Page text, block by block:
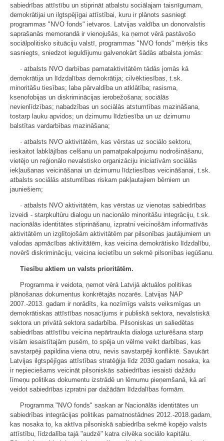
sabiedrības attīstību un stiprināt atbalstu sociālajam taisnīgumam,
demokrātijai un ilgtspējīgai attīstībai, kuru ir plānots sasniegt
programmas "NVO fonds" ietvaros. Latvijas valdība un donorvalstis
saprašanās memorandā ir vienojušās, ka ņemot vērā pastāvošo
sociālpolitisko situāciju valstī, programmas "NVO fonds" mērķis tiks
sasniegts, sniedzot ieguldījumu galvenokārt šādās atbalsta jomās:
· atbalsts NVO darbības pamataktivitātēm tādās jomās kā
demokrātija un līdzdalības demokrātija; cilvēktiesības, t.sk.
minoritāšu tiesības; laba pārvaldība un atklātība; rasisma,
ksenofobijas un diskriminācijas ierobežošana; sociālās
nevienlīdzības; nabadzības un sociālās atstumtības mazināšana,
tostarp lauku apvidos; un dzimumu līdztiesība un uz dzimumu
balstītas vardarbības mazināšana;
· atbalsts NVO aktivitātēm, kas vērstas uz sociālo sektoru,
ieskaitot labklājības celšanu un pamatpakalpojumu nodrošināšanu,
vietējo un reģionālo nevalstisko organizāciju iniciatīvām sociālās
iekļaušanas veicināšanai un dzimumu līdztiesības veicināšanai, t.sk.
atbalsts sociālās atstumtības riskam pakļautajiem bērniem un
jauniešiem;
· atbalsts NVO aktivitātēm, kas vērstas uz vienotas sabiedrības
izveidi - starpkultūru dialogu un nacionālo minoritāšu integrāciju, t.sk.
nacionālās identitātes stiprināšanu, izpratni veicinošām informatīvās
aktivitātēm un izglītojošām aktivitātēm par pilsonības jautājumiem un
valodas apmācības aktivitātēm, kas veicina demokrātisko līdzdalību,
novērš diskrimināciju, veicina iecietību un sekmē pilsonības iegūšanu.
Tiesību aktiem un valsts prioritātēm.
Programma ir veidota, ņemot vērā Latvijā aktuālos politikas
plānošanas dokumentus konkrētajās nozarēs. Latvijas NAP
2007.-2013. gadam ir norādīts, ka nozīmīgs valsts veiksmīgas un
demokrātiskas attīstības nosacījums ir publiskā sektora, nevalstiskā
sektora un privātā sektora sadarbība. Pilsoniskas un saliedētas
sabiedrības attīstību veicina nepārtraukta dialoga uzturēšana starp
visām iesaistītajām pusēm, to spēja un vēlme veikt darbības, kas
savstarpēji papildina viena otru, nevis savstarpēji konfliktē. Savukārt
Latvijas ilgtspējīgas attīstības stratēģija līdz 2030.gadam nosaka, ka
ir nepieciešams veicināt pilsoniskās sabiedrības iesaisti dažādu
līmeņu politikas dokumentu izstrādē un lēmumu pieņemšanā, kā arī
veidot sabiedrības izpratni par dažādām līdzdalības formām.
Programma "NVO fonds" saskan ar Nacionālās identitātes un
sabiedrības integrācijas politikas pamatnostādnes 2012.-2018.gadam,
kas nosaka to, ka aktīva pilsoniskā sabiedrība sekmē kopējo valsts
attīstību, līdzdalība tajā "audzē" katra cilvēka sociālo kapitālu.